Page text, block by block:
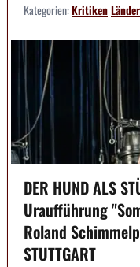
Kategorien:KritikenLänder
DER HUND ALS
Uraufführung
Roland
STUTTGART